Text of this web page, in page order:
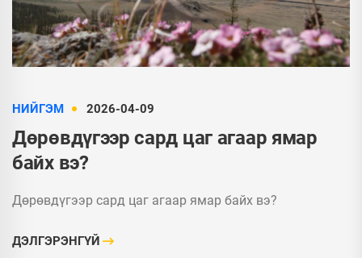
НИЙГЭМ 2026-04-09
Дөрөвдүгээр сард цаг агаар ямар
байх вэ?
Дөрөвдүгээр сард цаг агаар ямар байх вэ?
ДЭЛГЭРЭНГҮЙ